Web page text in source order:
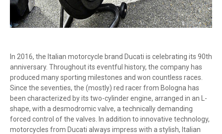
In 2016, the Italian motorcycle brand Ducati is celebrating its 90th
anniversary. Throughout its eventful history, the company has
produced many sporting milestones and won countless races.
Since the seventies, the (mostly) red racer from Bologna has
been characterized by its two-cylinder engine, arranged in an L-
shape, with a desmodromic valve, a technically demanding
forced control of the valves. In addition to innovative technology,
motorcycles from Ducati always impress with a stylish, Italian